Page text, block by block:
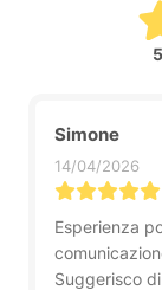
Simone
14/04/2026
Esperienza
Suggerisco